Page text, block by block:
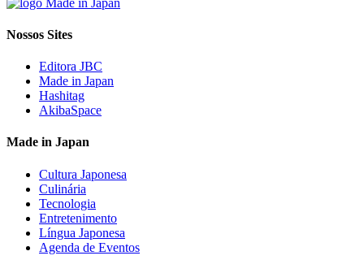
Nossos Sites
Editora JBC
Made in Japan
Hashitag
AkibaSpace
Made in Japan
Cultura Japonesa
Culinária
Tecnologia
Entretenimento
Língua Japonesa
Agenda de Eventos